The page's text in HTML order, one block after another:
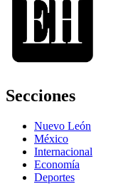
Secciones
Nuevo León
México
Internacional
Economía
Deportes